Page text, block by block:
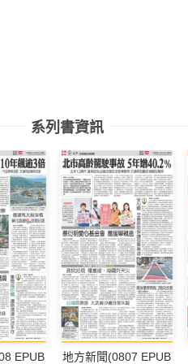
系列書資訊
EPUB 地方新聞(0807 EPUB